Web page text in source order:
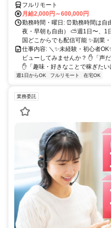
フルリモート
月給2,000円～600,000円
勤務時間・曜日: ⏰勤務時間は自
夜・早朝も自由） ⛅週1日〜、1
国どこからでも配信可能 ✨副業
仕事内容: ＼✨未経験・初心者
ビューしてみませんか？ ✋「声
✋「趣味・好きなことで稼ぎた
週1日からOK フルリモート 在宅OK
業務委託